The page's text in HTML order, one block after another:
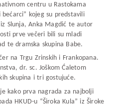
centru u Rastokama
kojeg su predstavili
Slunja, Anka Magdić te autor
prve večeri bili su mladi
te dramska skupina Babe.
na Trgu Zrinskih i Frankopana.
dr. sc. Joškom Ćaletom
skupina i tri gostujuće.
kako prva nagrada za najbolji
HKUD-u “Široka Kula” iz Široke